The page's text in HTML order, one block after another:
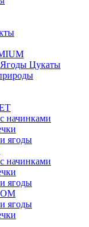
Цукаты
начинками
ягоды
начинками
ягоды
ягоды